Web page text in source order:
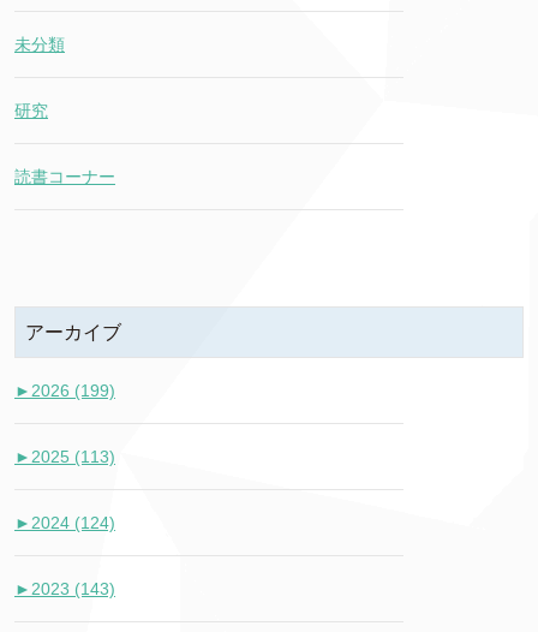
未分類
研究
読書コーナー
アーカイブ
► 2026 (199)
► 2025 (113)
► 2024 (124)
► 2023 (143)